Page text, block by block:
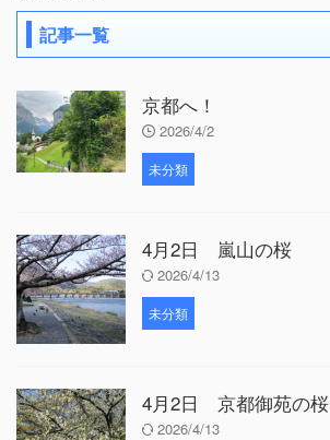
記事一覧
京都へ！
2026/4/2
未分類
4月2日 嵐山の桜
2026/4/13
未分類
4月2日 京都御苑の桜
2026/4/13